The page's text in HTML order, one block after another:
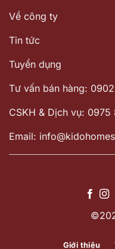
Về công ty
Tin tức
Tuyển dụng
Tư vấn bán hàng:
CSKH & Dịch vụ:
Email:
Giới thiệu